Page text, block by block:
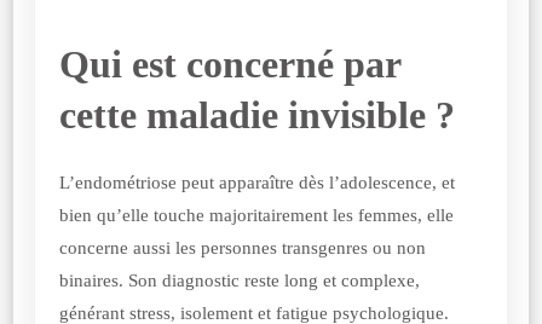
Qui est concerné par
cette maladie invisible ?
L’endométriose peut apparaître dès l’adolescence, et
bien qu’elle touche majoritairement les femmes, elle
concerne aussi les personnes transgenres ou non
binaires. Son diagnostic reste long et complexe,
générant stress, isolement et fatigue psychologique.